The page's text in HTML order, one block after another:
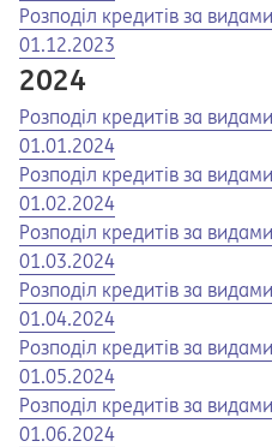
Opens in a new tab
Opens a pdf
Розподіл кредитів за
01.12.2023
2024
Opens in a new tab
Opens a pdf
Розподіл кредитів за
01.01.2024
Opens in a new tab
Opens a pdf
Розподіл кредитів за
01.02.2024
Opens in a new tab
Opens a pdf
Розподіл кредитів за
01.03.2024
Opens in a new tab
Opens a pdf
Розподіл кредитів за
01.04.2024
Opens in a new tab
Opens a pdf
Розподіл кредитів за
01.05.2024
Opens in a new tab
Opens a pdf
Розподіл кредитів за
01.06.2024